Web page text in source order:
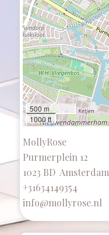
500 m
1000 ft
MollyRose
Purmerplein 12
1023 BD Amsterdam
+31634149354
info@mollyrose.nl